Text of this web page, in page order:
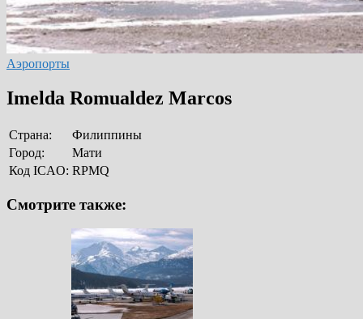
Аэропорты
Imelda Romualdez Marcos
Страна:
Филиппины
Город:
Мати
Код ICAO: RPMQ
Смотрите также: